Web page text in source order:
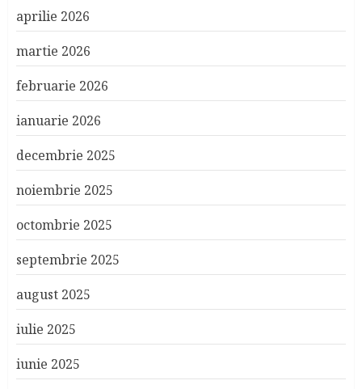
aprilie 2026
martie 2026
februarie 2026
ianuarie 2026
decembrie 2025
noiembrie 2025
octombrie 2025
septembrie 2025
august 2025
iulie 2025
iunie 2025